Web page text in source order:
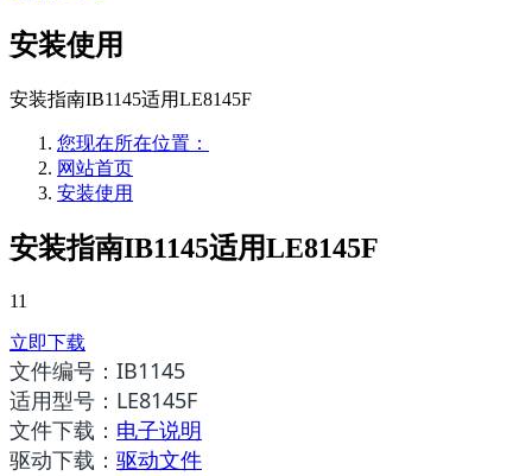
安装使用
安装指南IB1145适用LE8145F
您现在所在位置：
网站首页
安装使用
安装指南IB1145适用LE8145F
11
立即下载
文件编号： IB1145
适用型号： LE8145F
文件下载： 电子说明
驱动下载： 驱动文件